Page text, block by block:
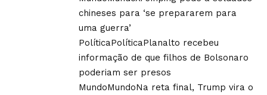
chineses para ‘se prepararem para
uma guerra’
PolíticaPolíticaPlanalto recebeu
informação de que filhos de Bolsonaro
poderiam ser presos
MundoMundoNa reta final, Trump vira o